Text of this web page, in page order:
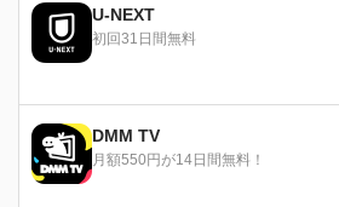
ぶりに遭遇し、久しぶ
える。「早くイチに会い
遇に胸を躍らせる垣原。
わえないイチ。ふたりの
U-NEXT
初回31日間無料
DMM TV
月額550円が14日間無料！